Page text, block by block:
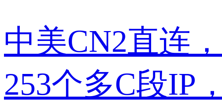
中美CN2直连
253个多C段IP